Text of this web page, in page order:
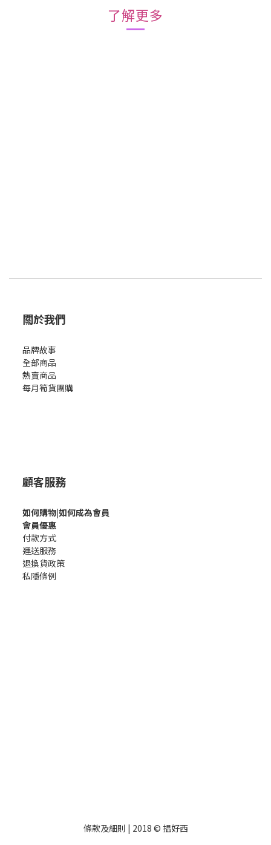
了解更多
關於我們
品牌故事
全部商品
熱賣商品
每月筍貨團購
顧客服務
如何購物|如何成為會員
會員優惠
付款方式
運送服務
退換貨政策
私隱條例
條款及細則 | 2018 © 揾好西